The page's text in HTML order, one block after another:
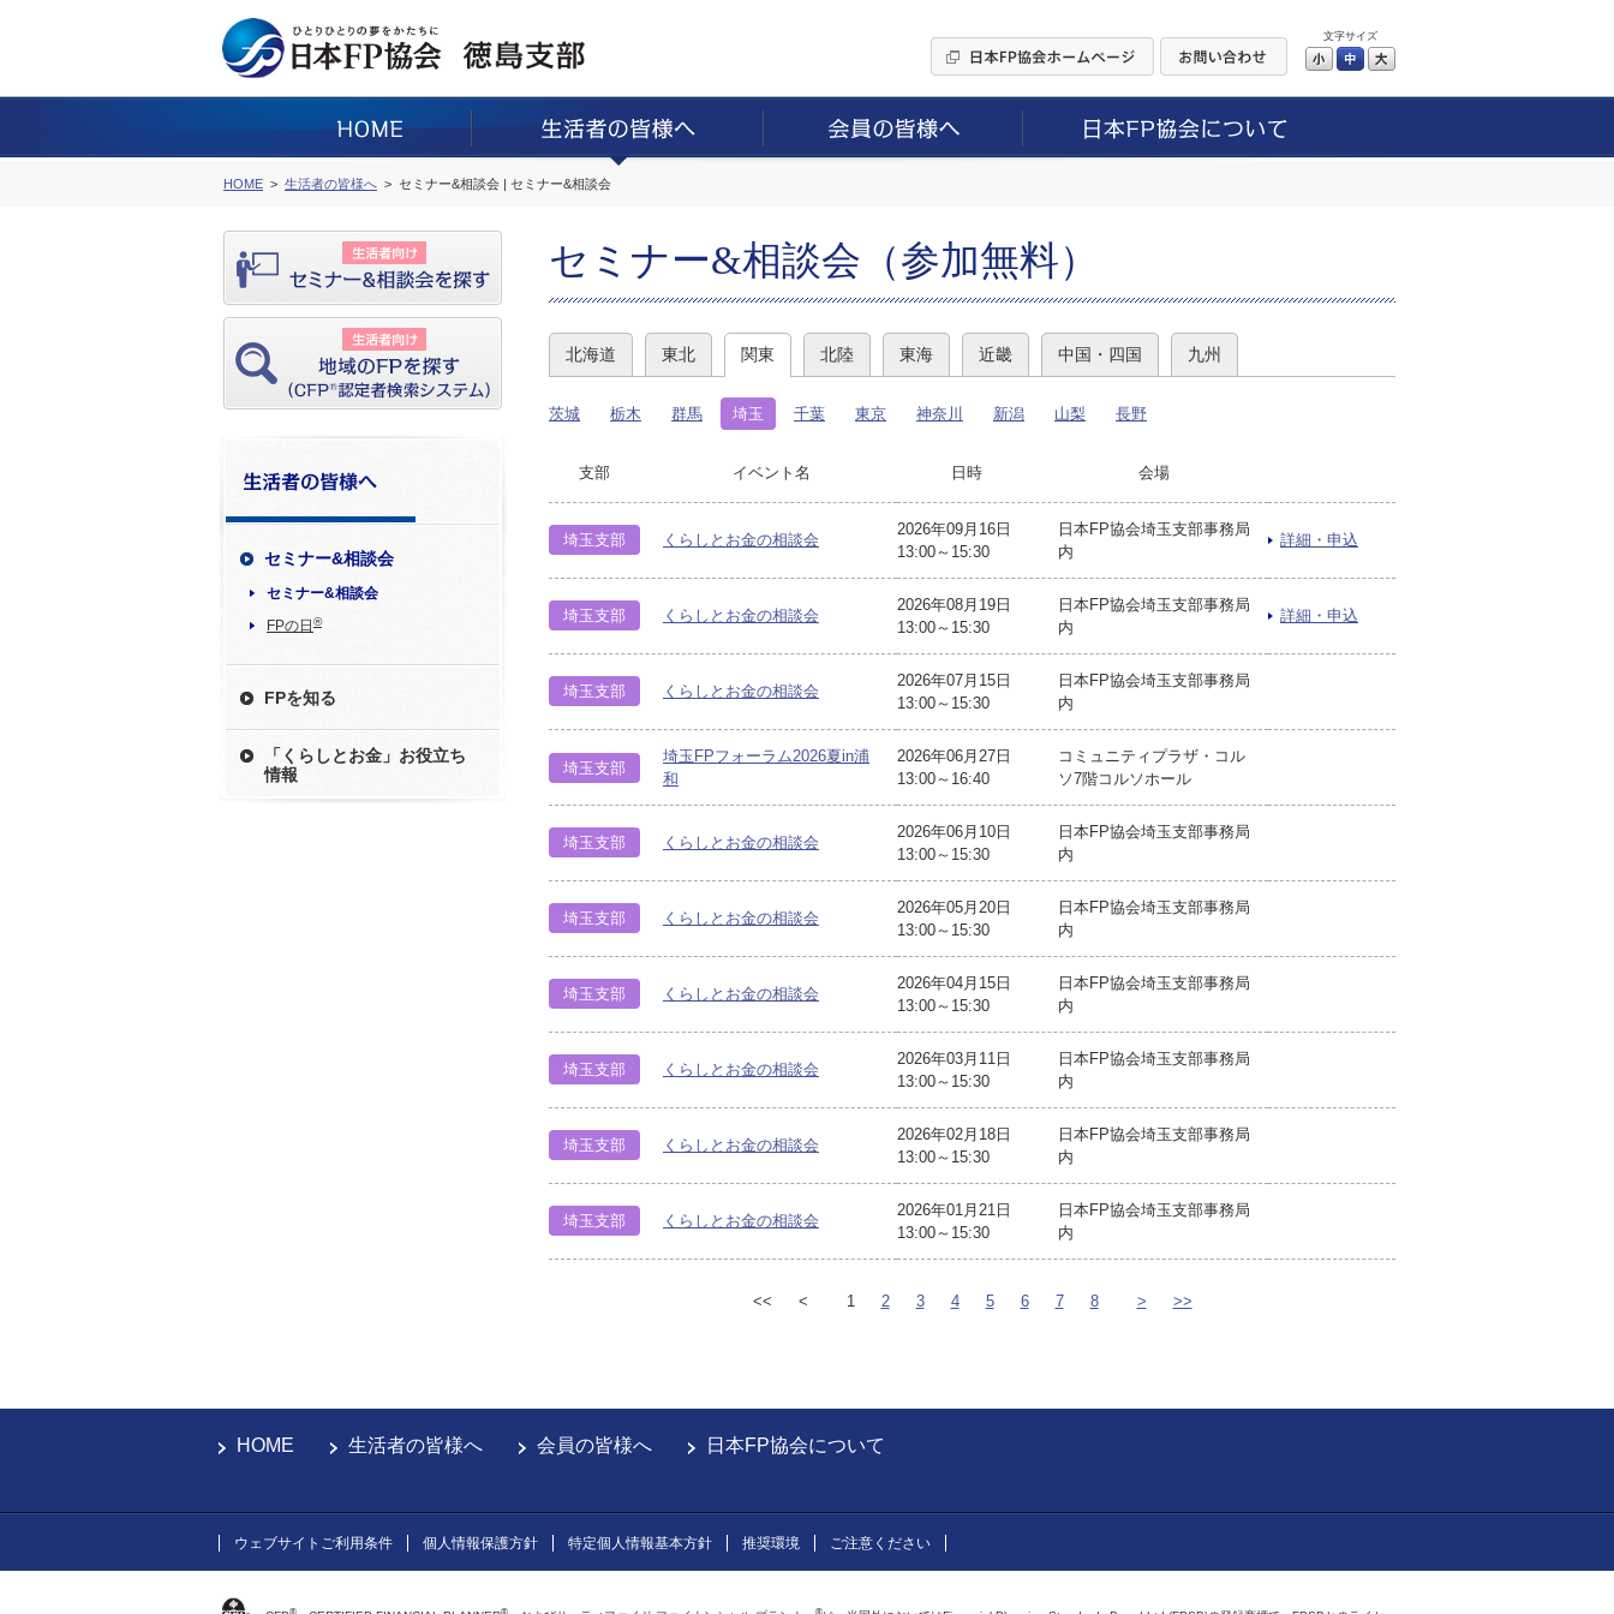
文字サイズ
小 中
HOME 生活者の皆様へ セミナー&相談会 | セミナー&相談会
セミナー&相談会
セミナー&相談会
FPの日 ®
FPを知る
「くらしとお金」お役立ち
情報
セミナー&相談会（参加無料）
北海道 東北 関東 北陸 東海 近畿 中国・四国 九州
茨城 栃木 群馬 埼玉 千葉 東京 神奈川 新潟 山梨 長野
支部 イベント名 日時 会場
埼玉支部 くらしとお金の相談会
2026年09月16日
13:00～15:30
日本FP協会埼玉支部事務局
内
詳細・申込
埼玉支部 くらしとお金の相談会
2026年08月19日
13:00～15:30
日本FP協会埼玉支部事務局
内
詳細・申込
埼玉支部 くらしとお金の相談会
2026年07月15日
13:00～15:30
日本FP協会埼玉支部事務局
内
埼玉支部
埼玉FPフォーラム2026夏in浦
和
2026年06月27日
13:00～16:40
コミュニティプラザ・コル
ソ7階コルソホール
埼玉支部 くらしとお金の相談会
2026年06月10日
13:00～15:30
日本FP協会埼玉支部事務局
内
埼玉支部 くらしとお金の相談会
2026年05月20日
13:00～15:30
日本FP協会埼玉支部事務局
内
埼玉支部 くらしとお金の相談会
2026年04月15日
13:00～15:30
日本FP協会埼玉支部事務局
内
埼玉支部 くらしとお金の相談会
2026年03月11日
13:00～15:30
日本FP協会埼玉支部事務局
内
埼玉支部 くらしとお金の相談会
2026年02月18日
13:00～15:30
日本FP協会埼玉支部事務局
内
埼玉支部 くらしとお金の相談会
2026年01月21日
13:00～15:30
日本FP協会埼玉支部事務局
内
<< < 1 2 3 4 5 6 7 8 > >>
HOME 生活者の皆様へ 会員の皆様へ 日本FP協会について
ウェブサイトご利用条件 個人情報保護方針 特定個人情報基本方針 推奨環境 ご注意ください
® ® ®